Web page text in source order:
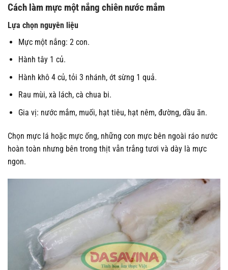
Cách làm mực một nắng chiên nước mắm
Lựa chọn nguyên liệu
Mực một nắng: 2 con.
Hành tây 1 củ.
Hành khô 4 củ, tỏi 3 nhánh, ớt sừng 1 quả.
Rau mùi, xà lách, cà chua bi.
Gia vị: nước mắm, muối, hạt tiêu, hạt nêm, đường, dầu ăn.
Chọn mực lá hoặc mực ống, những con mực bên ngoài ráo nước
hoàn toàn nhưng bên trong thịt vẫn trắng tươi và dày là mực
ngon.